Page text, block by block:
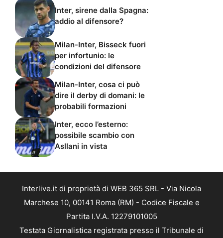
Inter, sirene dalla Spagna:
addio al difensore?
Milan-Inter, Bisseck fuori
per infortunio: le
condizioni del difensore
Milan-Inter, cosa ci può
dire il derby di domani: le
probabili formazioni
Inter, ecco l’esterno:
possibile scambio con
Asllani in vista
Interlive.it di proprietà di WEB 365 SRL - Via Nicola
Marchese 10, 00141 Roma (RM) - Codice Fiscale e
Partita I.V.A. 12279101005
Testata Giornalistica registrata presso il Tribunale di